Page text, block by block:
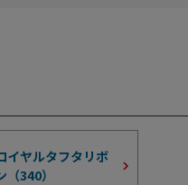
イヤルタフタリボ
（340）